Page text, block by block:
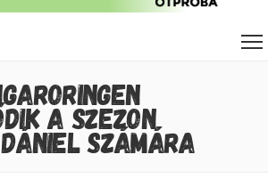
A SZEZON
SZÁMÁRA